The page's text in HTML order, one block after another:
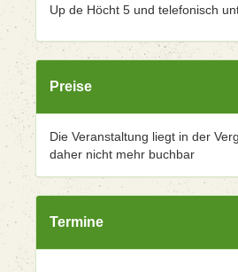
Up de Höcht 5 und telefonisch
Preise
Die Veranstaltung liegt in der
daher nicht mehr buchbar
Termine